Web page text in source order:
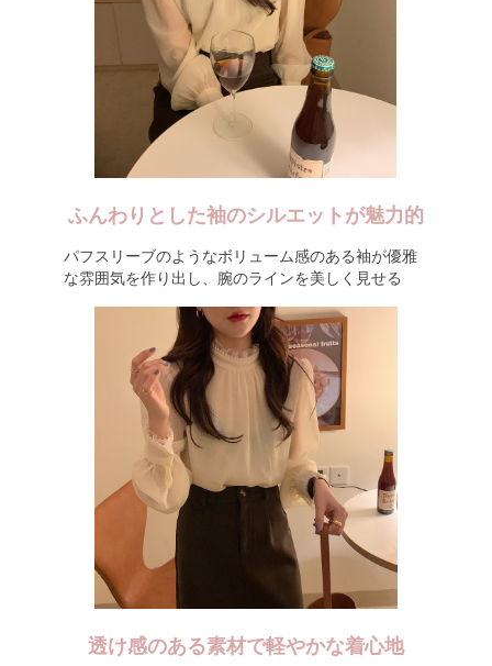
ふんわりとした袖のシルエットが魅力的
パフスリーブのようなボリューム感のある袖が優雅
な雰囲気を作り出し、腕のラインを美しく見せる
透け感のある素材で軽やかな着心地